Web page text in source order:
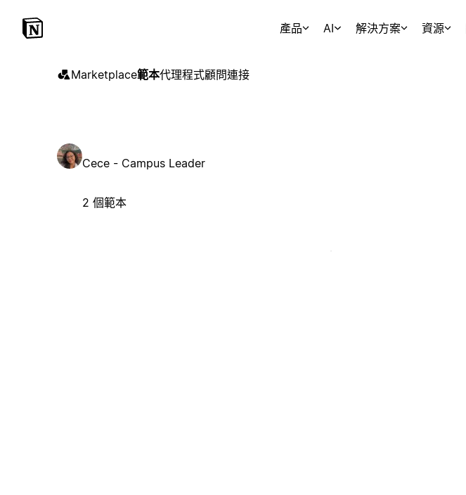
產品 AI 解決方案 資源
Marketplace範本代理程式顧問連接
Cece - Campus Leader
2 個範本